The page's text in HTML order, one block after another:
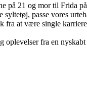
21 og mor til Frida på
passe vores
fra at være single
oplevelser fra en